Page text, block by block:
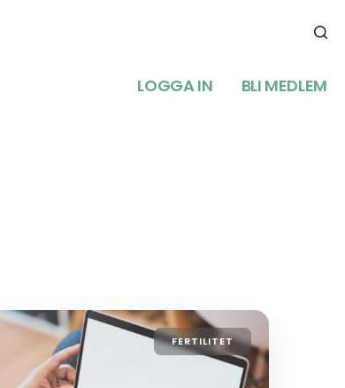
LOGGA IN BLI MEDLEM
FERTILITET